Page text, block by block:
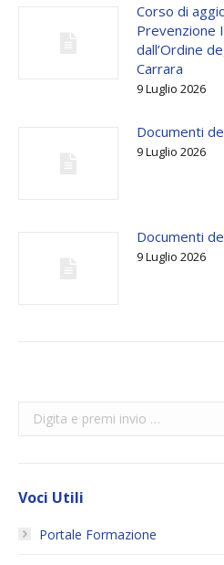
Corso di
Prevenzione
dall’Ordine
Carrara
9 Luglio 2026
Documenti
9 Luglio 2026
Documenti
9 Luglio 2026
Search:
Voci Utili
Portale Formazione